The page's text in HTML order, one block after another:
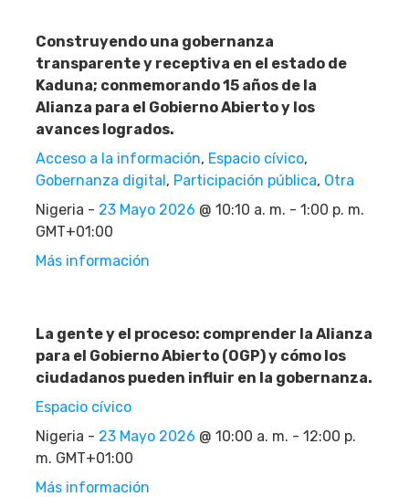
Construyendo una gobernanza
transparente y receptiva en el estado de
Kaduna; conmemorando 15 años de la
Alianza para el Gobierno Abierto y los
avances logrados.
Acceso a la información, Espacio cívico,
Gobernanza digital, Participación pública, Otra
Nigeria - 23 Mayo 2026 @ 10:10 a. m. - 1:00 p. m.
GMT+01:00
Más información
La gente y el proceso: comprender la Alianza
para el Gobierno Abierto (OGP) y cómo los
ciudadanos pueden influir en la gobernanza.
Espacio cívico
Nigeria - 23 Mayo 2026 @ 10:00 a. m. - 12:00 p.
m. GMT+01:00
Más información